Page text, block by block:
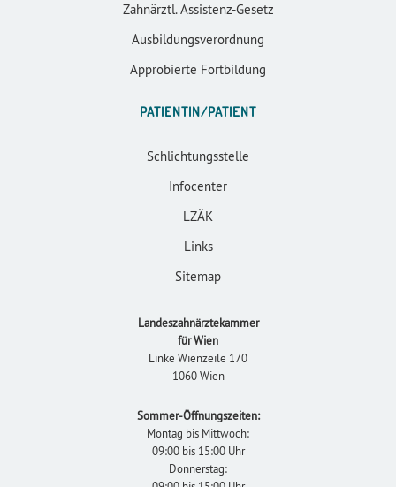
Zahnärztl. Assistenz-Gesetz
Ausbildungsverordnung
Approbierte Fortbildung
PATIENTIN/PATIENT
Schlichtungsstelle
Infocenter
LZÄK
Links
Sitemap
Landeszahnärztekammer
für Wien
Linke Wienzeile 170
1060 Wien
Sommer-Öffnungszeiten:
Montag bis Mittwoch:
09:00 bis 15:00 Uhr
Donnerstag: